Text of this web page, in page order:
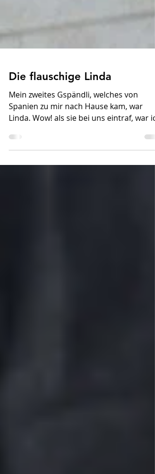
Die flauschige Linda
Mein zweites Gspändli, welches von
Linda. Wow! als sie bei uns eintraf, war
total begeistert. Sie...